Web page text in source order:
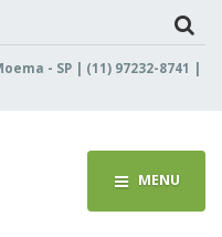
- SP | (11) 97232-8741 |
MENU